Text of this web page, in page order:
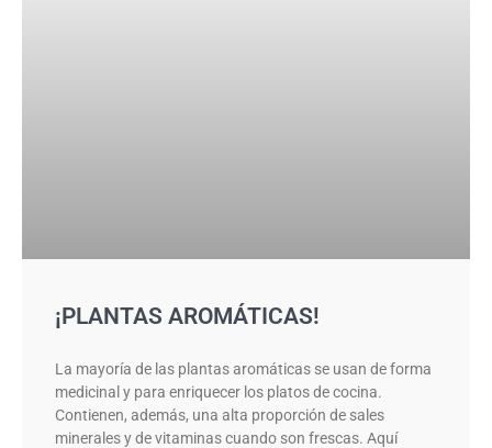
¡PLANTAS AROMÁTICAS!
La mayoría de las plantas aromáticas se usan de forma
medicinal y para enriquecer los platos de cocina.
Contienen, además, una alta proporción de sales
minerales y de vitaminas cuando son frescas. Aquí